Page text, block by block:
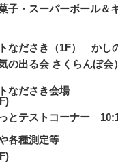
子・スーパーボール＆
なださき（1F） かし
の出る会 さくらんぼ会）
なださき会場
とテストコーナー
各種測定等